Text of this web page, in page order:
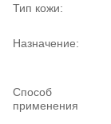
Тип кожи:
Назначение:
Способ
применения